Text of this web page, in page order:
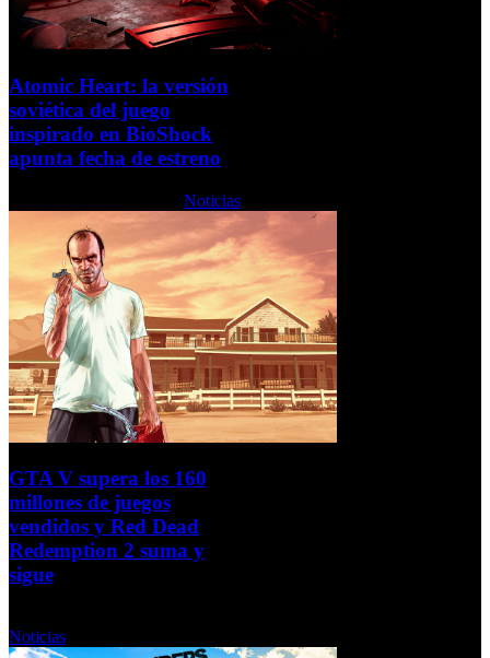
Atomic Heart: la versión
soviética del juego
inspirado en BioShock
apunta fecha de estreno
Noticias
GTA V supera los 160
millones de juegos
vendidos y Red Dead
Redemption 2 suma y
sigue
Noticias